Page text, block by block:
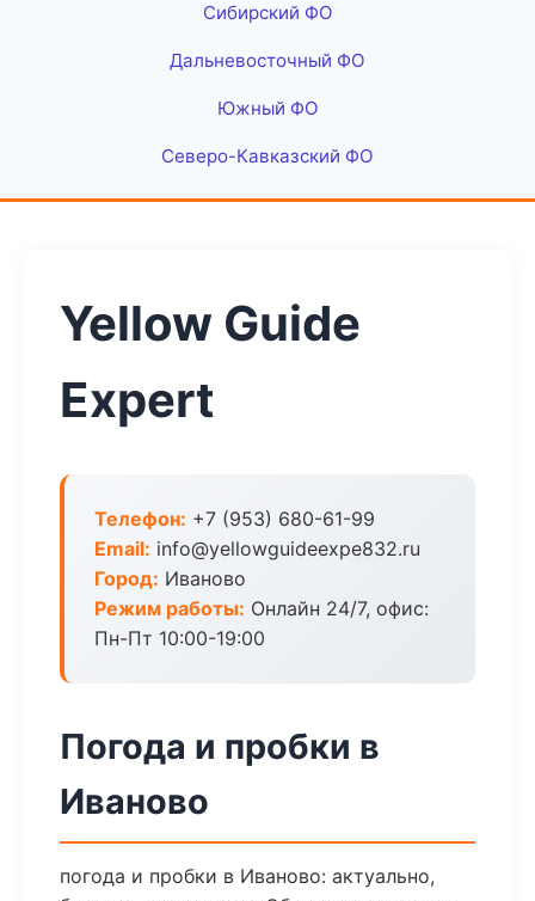
Сибирский ФО
Дальневосточный ФО
Южный ФО
Северо-Кавказский ФО
Yellow Guide
Expert
Телефон: +7 (953) 680-61-99
Email: info@yellowguideexpe832.ru
Город: Иваново
Режим работы: Онлайн 24/7, офис:
Пн-Пт 10:00-19:00
Погода и пробки в
Иваново
погода и пробки в Иваново: актуально,